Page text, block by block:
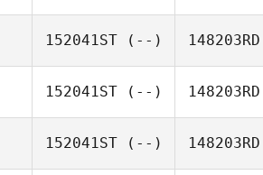
152041ST(--) 148203RD
152041ST(--) 148203RD
152041ST(--) 148203RD